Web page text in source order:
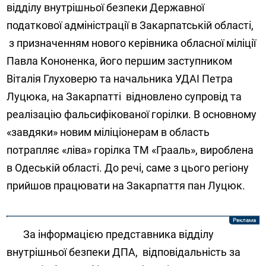
відділу внутрішньої безпеки Державної
податкової адміністрації в Закарпатській області,
з призначенням нового керівника обласної міліції
Павла Кононенка, його першим заступником
Віталія Глуховерю та начальника УДАІ Петра
Луцюка, на Закарпатті відновлено супровід та
реалізацію фальсифікованої горілки. В основному
«завдяки» новим міліціонерам в область
потрапляє «ліва» горілка ТМ «Грааль», вироблена
в Одеській області. До речі, саме з цього регіону
прийшов працювати на Закарпаття пан Луцюк.
За інформацією представника відділу
внутрішньої безпеки ДПА, відповідальність за